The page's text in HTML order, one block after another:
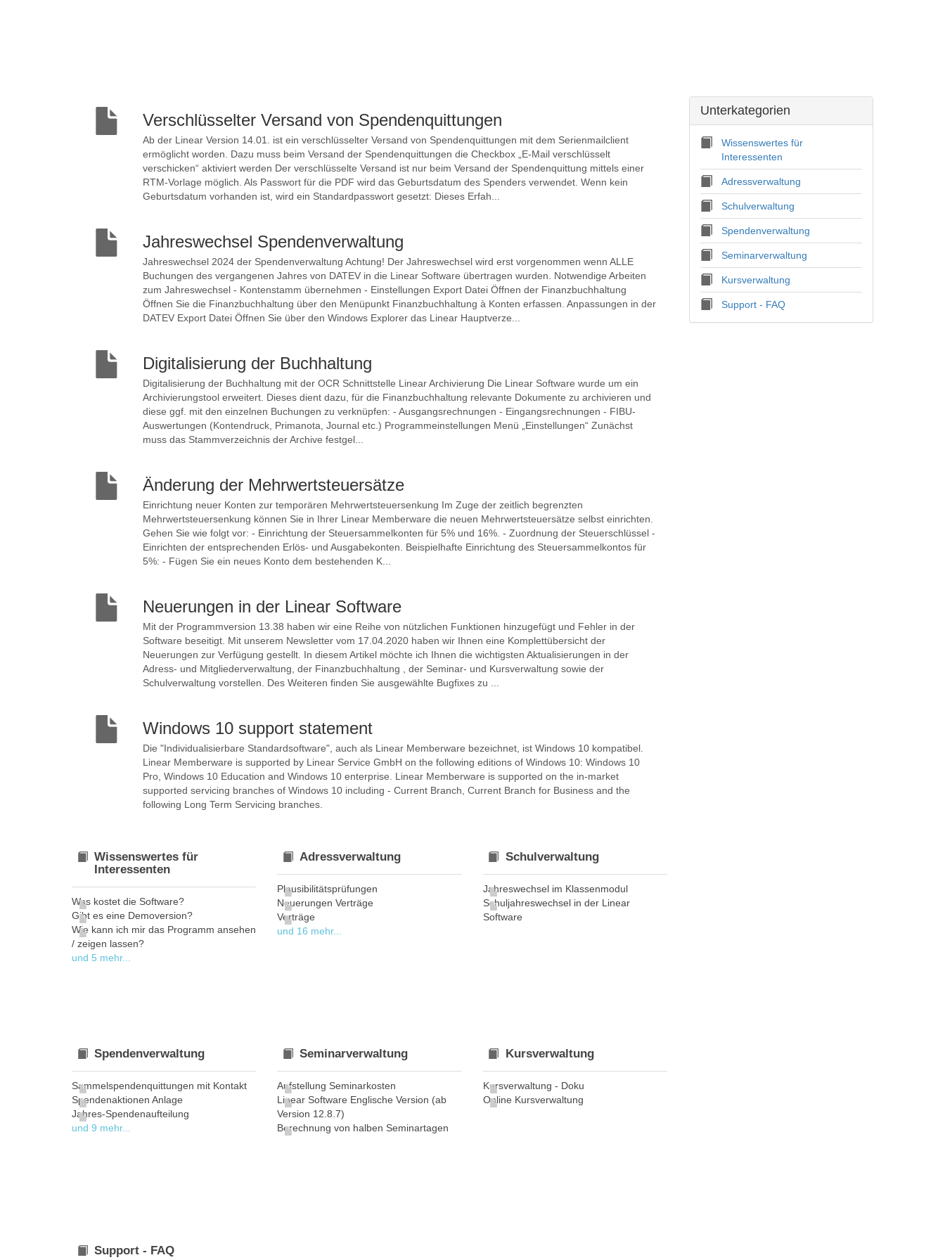
Verschlüsselter Versand von Spendenquittungen
Ab der Linear Version 14.01. ist ein verschlüsselter Versand von Spendenquittungen mit dem Serienmailclient
ermöglicht worden. Dazu muss beim Versand der Spendenquittungen die Checkbox „E-Mail verschlüsselt
verschicken“ aktiviert werden Der verschlüsselte Versand ist nur beim Versand der Spendenquittung mittels einer
RTM-Vorlage möglich. Als Passwort für die PDF wird das Geburtsdatum des Spenders verwendet. Wenn kein
Geburtsdatum vorhanden ist, wird ein Standardpasswort gesetzt: Dieses Erfah...
Jahreswechsel Spendenverwaltung
Jahreswechsel 2024 der Spendenverwaltung Achtung! Der Jahreswechsel wird erst vorgenommen wenn ALLE
Buchungen des vergangenen Jahres von DATEV in die Linear Software übertragen wurden. Notwendige Arbeiten
zum Jahreswechsel - Kontenstamm übernehmen - Einstellungen Export Datei Öffnen der Finanzbuchhaltung
Öffnen Sie die Finanzbuchhaltung über den Menüpunkt Finanzbuchhaltung à Konten erfassen. Anpassungen in der
DATEV Export Datei Öffnen Sie über den Windows Explorer das Linear Hauptverze...
Digitalisierung der Buchhaltung
Digitalisierung der Buchhaltung mit der OCR Schnittstelle Linear Archivierung Die Linear Software wurde um ein
Archivierungstool erweitert. Dieses dient dazu, für die Finanzbuchhaltung relevante Dokumente zu archivieren und
diese ggf. mit den einzelnen Buchungen zu verknüpfen: - Ausgangsrechnungen - Eingangsrechnungen - FIBU-
Auswertungen (Kontendruck, Primanota, Journal etc.) Programmeinstellungen Menü „Einstellungen“ Zunächst
muss das Stammverzeichnis der Archive festgel...
Änderung der Mehrwertsteuersätze
Einrichtung neuer Konten zur temporären Mehrwertsteuersenkung Im Zuge der zeitlich begrenzten
Mehrwertsteuersenkung können Sie in Ihrer Linear Memberware die neuen Mehrwertsteuersätze selbst einrichten.
Gehen Sie wie folgt vor: - Einrichtung der Steuersammelkonten für 5% und 16%. - Zuordnung der Steuerschlüssel -
Einrichten der entsprechenden Erlös- und Ausgabekonten. Beispielhafte Einrichtung des Steuersammelkontos für
5%: - Fügen Sie ein neues Konto dem bestehenden K...
Neuerungen in der Linear Software
Mit der Programmversion 13.38 haben wir eine Reihe von nützlichen Funktionen hinzugefügt und Fehler in der
Software beseitigt. Mit unserem Newsletter vom 17.04.2020 haben wir Ihnen eine Komplettübersicht der
Neuerungen zur Verfügung gestellt. In diesem Artikel möchte ich Ihnen die wichtigsten Aktualisierungen in der
Adress- und Mitgliederverwaltung, der Finanzbuchhaltung , der Seminar- und Kursverwaltung sowie der
Schulverwaltung vorstellen. Des Weiteren finden Sie ausgewählte Bugfixes zu ...
Windows 10 support statement
Die "Individualisierbare Standardsoftware", auch als Linear Memberware bezeichnet, ist Windows 10 kompatibel.
Linear Memberware is supported by Linear Service GmbH on the following editions of Windows 10: Windows 10
Pro, Windows 10 Education and Windows 10 enterprise. Linear Memberware is supported on the in-market
supported servicing branches of Windows 10 including - Current Branch, Current Branch for Business and the
following Long Term Servicing branches.
Wissenswertes für
Interessenten
Was kostet die Software?
Gibt es eine Demoversion?
Wie kann ich mir das Programm ansehen
/ zeigen lassen?
und 5 mehr...
Adressverwaltung
Plausibilitätsprüfungen
Neuerungen Verträge
Verträge
und 16 mehr...
Schulverwaltung
Jahreswechsel im Klassenmodul
Schuljahreswechsel in der Linear
Software
Spendenverwaltung
Sammelspendenquittungen mit Kontakt
Spendenaktionen Anlage
Jahres-Spendenaufteilung
und 9 mehr...
Seminarverwaltung
Aufstellung Seminarkosten
Linear Software Englische Version (ab
Version 12.8.7)
Berechnung von halben Seminartagen
Kursverwaltung
Kursverwaltung - Doku
Online Kursverwaltung
Support - FAQ
Unterkategorien
Wissenswertes für
Interessenten
Adressverwaltung
Schulverwaltung
Spendenverwaltung
Seminarverwaltung
Kursverwaltung
Support - FAQ